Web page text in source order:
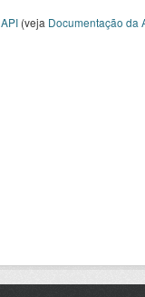
API (veja Documentação da